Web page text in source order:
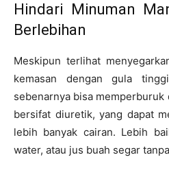
Hindari Minuman
Berlebihan
Meskipun terlihat
kemasan dengan gula
sebenarnya bisa memperburuk
bersifat diuretik, yang dapat
lebih banyak cairan. Lebih
water, atau jus buah segar